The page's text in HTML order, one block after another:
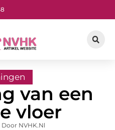
van een
vloer
Door NVHK.nl